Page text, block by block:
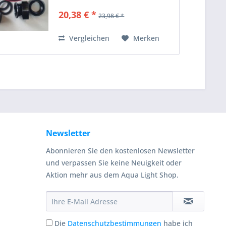
sehr geräuscharm (flüsterleise,
stufig...
20,38 € * 23,98 € *
Vergleichen Merken
Newsletter
Abonnieren Sie den kostenlosen Newsletter
und verpassen Sie keine Neuigkeit oder
Aktion mehr aus dem Aqua Light Shop.
Die Datenschutzbestimmungen habe ich